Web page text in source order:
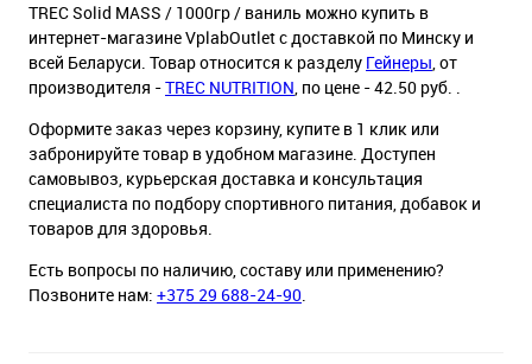
TREC Solid MASS / 1000гр / ваниль можно купить в
интернет-магазине VplabOutlet с доставкой по Минску и
всей Беларуси. Товар относится к разделу Гейнеры, от
производителя -TREC NUTRITION, по цене - 42.50 руб. .
Оформите заказ через корзину, купите в 1 клик или
забронируйте товар в удобном магазине. Доступен
самовывоз, курьерская доставка и консультация
специалиста по подбору спортивного питания, добавок и
товаров для здоровья.
Есть вопросы по наличию, составу или применению?
Позвоните нам: +375 29 688-24-90.